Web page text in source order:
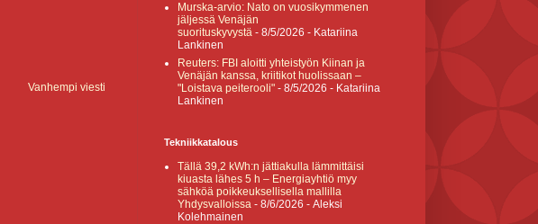
Vanhempi viesti
Murska-arvio: Nato on vuosikymmenen
jäljessä Venäjän
suorituskyvystä - 8/5/2026 - Katariina
Lankinen
Reuters: FBI aloitti yhteistyön Kiinan ja
Venäjän kanssa, kriitikot huolissaan –
"Loistava peiterooli" - 8/5/2026 - Katariina
Lankinen
Tekniikkatalous
Tällä 39,2 kWh:n jättiakulla lämmittäisi
kiuasta lähes 5 h – Energiayhtiö myy
sähköä poikkeuksellisella mallilla
Yhdysvalloissa - 8/6/2026 - Aleksi
Kolehmainen